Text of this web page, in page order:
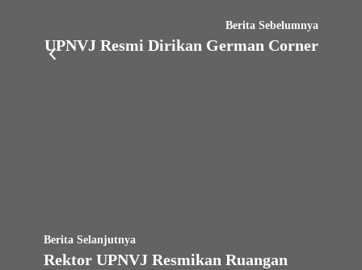
Berita Sebelumnya
UPNVJ Resmi Dirikan German Corner
Berita Selanjutnya
Rektor UPNVJ Resmikan Ruangan